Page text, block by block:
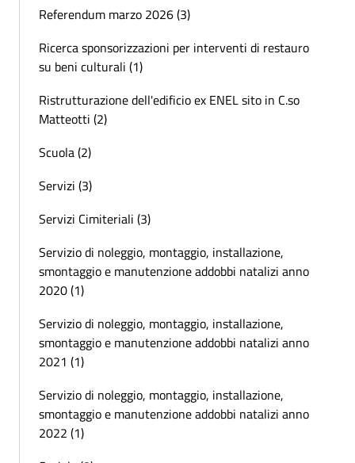
Referendum marzo 2026 (3)
Ricerca sponsorizzazioni per interventi di restauro
su beni culturali (1)
Ristrutturazione dell'edificio ex ENEL sito in C.so
Matteotti (2)
Scuola (2)
Servizi (3)
Servizi Cimiteriali (3)
Servizio di noleggio, montaggio, installazione,
smontaggio e manutenzione addobbi natalizi anno
2020 (1)
Servizio di noleggio, montaggio, installazione,
smontaggio e manutenzione addobbi natalizi anno
2021 (1)
Servizio di noleggio, montaggio, installazione,
smontaggio e manutenzione addobbi natalizi anno
2022 (1)